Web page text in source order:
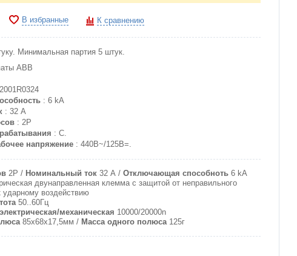
В избранные К сравнению
Минимальная партия 5 штук.
ABB
: 6 kA
: 32 A
: 2P
: C.
напряжение: 440В~/125В=.
2P Номинальный ток 32 A Отключающая способноть 6 kA
двунаправленная клемма с защитой от неправильного
ударному воздействию
50..60Гц
механическая 10000/20000n
85х68х17,5мм Масса одного полюса 125г